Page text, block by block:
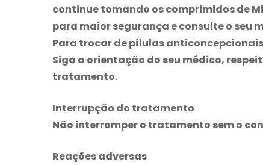
continue tomando os comprimidos de
para maior segurança e consulte o seu
Para trocar de pílulas
Siga a orientação do seu médico,
tratamento.
Interrupção do tratamento
Não interromper o tratamento sem o
Reações adversas